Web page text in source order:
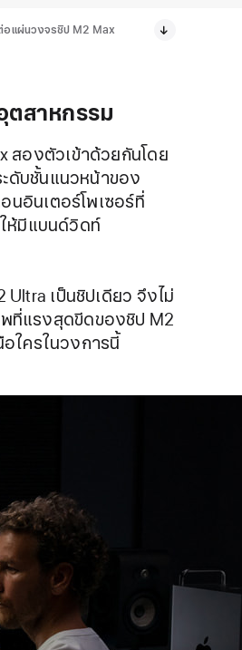
อแผ่นวงจรชิป M2 Max
ตสาหกรรม
สองตัวเข้าด้วยกันโดย
ะดับชั้นแนวหน้าของ
นอินเตอร์โพเซอร์ที่
ห้มีแบนด์วิดท์
เป็นชิปเดียว จึงไม่
พที่แรงสุดขีดของชิป M2
อใครในวงการนี้